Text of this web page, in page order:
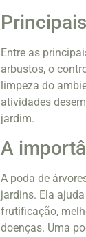
Entre as
arbustos, o
limpeza do
atividades
jardim.
A
A poda de
jardins. Ela
frutificação,
doenças. Uma